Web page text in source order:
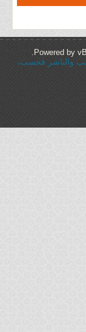
Powered by
والناشر فحسب،